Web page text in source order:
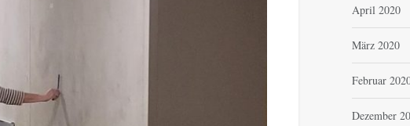
April 2020
März 2020
Februar
Dezember